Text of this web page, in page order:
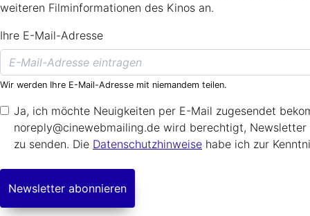
weiteren Filminformationen des Kinos an.
Ihre E-Mail-Adresse
Wir werden Ihre E-Mail-Adresse mit niemandem teilen.
Ja, ich möchte Neuigkeiten per E-Mail zugesendet
noreply@cinewebmailing.de wird berechtigt,
zu senden. Die Datenschutzhinweise habe ich zur
Newsletter abonnieren